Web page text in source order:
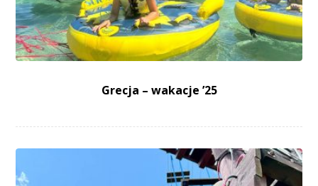
Grecja – wakacje ’25